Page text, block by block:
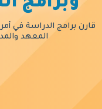
قارن برامج الدراسة في
المعهد